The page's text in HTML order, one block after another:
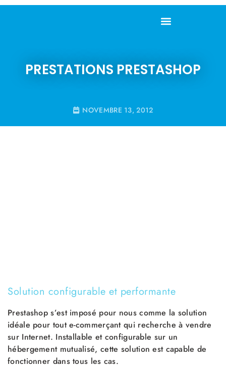
PRESTATIONS PRESTASHOP
NOVEMBRE 13, 2012
Solution configurable et performante
Prestashop s’est imposé pour nous comme la solution
idéale pour tout e-commerçant qui recherche à vendre
sur Internet. Installable et configurable sur un
hébergement mutualisé, cette solution est capable de
fonctionner dans tous les cas.